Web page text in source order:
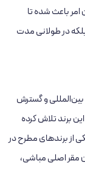
باعث شده تا
بلکه در طولانی ‌مدت
بین‌المللی و گسترش
برند تلاش کرده
از برندهای مطرح در
مقر اصلی مباشی،